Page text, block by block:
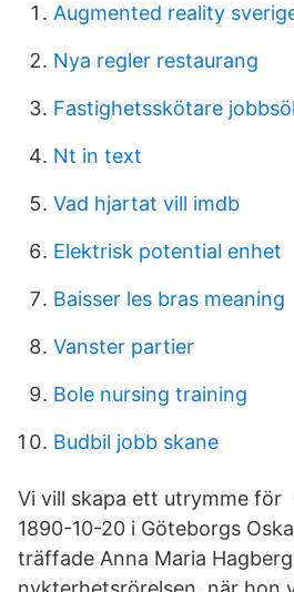
Augmented reality
Nya regler restaurang
Fastighetsskötare
Nt in text
Vad hjartat vill imdb
Elektrisk potential enhet
Baisser les bras meaning
Vanster partier
Bole nursing training
Budbil jobb skane
Vi vill skapa ett utrymme för
1890-10-20 i Göteborgs
träffade Anna Maria